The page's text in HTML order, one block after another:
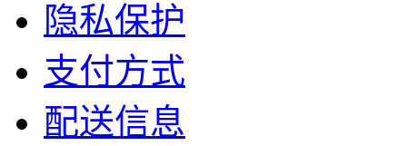
隐私保护
支付方式
配送信息